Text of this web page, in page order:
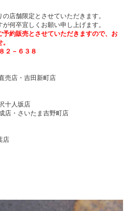
店舗限定とさせていただきます。
何卒宜しくお願い申し上げます。
約販売とさせていただきますので、お
２－６３８
売店・吉田新町店
十人坂店
・さいたま吉野町店
店